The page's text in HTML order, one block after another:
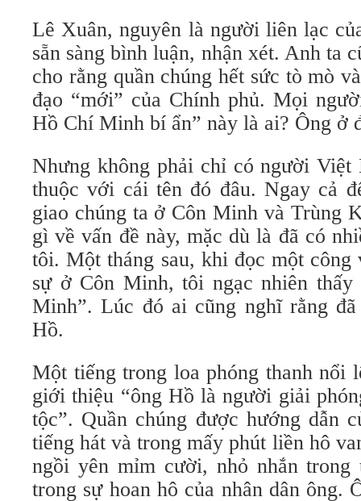
Lê Xuân, nguyên là người liên lạc
sẵn sàng bình luận, nhận xét. Anh ta
cho rằng quần chúng hết sức tò mò
đạo “mới” của Chính phủ. Mọi
Hồ Chí Minh bí ẩn” này là ai? Ông ở
Nhưng không phải chỉ có người Việt
thuộc với cái tên đó đâu. Ngay cả
giao chúng ta ở Côn Minh và Trùng
gì về vấn đề này, mặc dù là đã có
tôi. Một tháng sau, khi đọc một công
sự ở Côn Minh, tôi ngạc nhiên
Minh”. Lúc đó ai cũng nghĩ rằng
Hồ.
Một tiếng trong loa phóng thanh nổi
giới thiệu “ông Hồ là người giải
tộc”. Quần chúng được hướng dẫn
tiếng hát và trong mấy phút liền hô
ngồi yên mỉm cười, nhỏ nhắn
trong sự hoan hô của nhân dân ông.